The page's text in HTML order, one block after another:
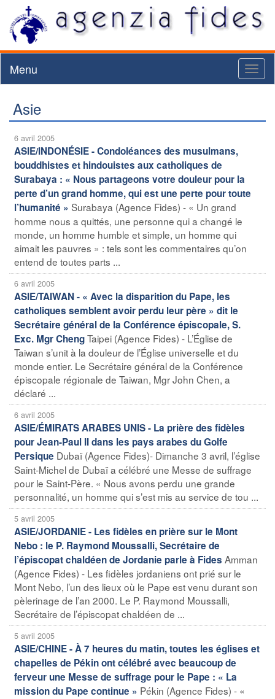
Menu
Asie
6 avril 2005
ASIE/INDONÉSIE - Condoléances des musulmans,
bouddhistes et hindouistes aux catholiques de
Surabaya : « Nous partageons votre douleur pour la
perte d’un grand homme, qui est une perte pour toute
l’humanité » Surabaya (Agence Fides) - « Un grand
homme nous a quittés, une personne qui a changé le
monde, un homme humble et simple, un homme qui
aimait les pauvres » : tels sont les commentaires qu’on
entend de toutes parts ...
6 avril 2005
ASIE/TAIWAN - « Avec la disparition du Pape, les
catholiques semblent avoir perdu leur père » dit le
Secrétaire général de la Conférence épiscopale, S.
Exc. Mgr ChengTaipei (Agence Fides) - L’Église de
Taiwan s’unit à la douleur de l’Église universelle et du
monde entier. Le Secrétaire général de la Conférence
épiscopale régionale de Taiwan, Mgr John Chen, a
déclaré ...
6 avril 2005
ASIE/ÉMIRATS ARABES UNIS - La prière des fidèles
pour Jean-Paul II dans les pays arabes du Golfe
Persique Dubaï (Agence Fides)- Dimanche 3 avril, l’église
Saint-Michel de Dubaï a célébré une Messe de suffrage
pour le Saint-Père. « Nous avons perdu une grande
personnalité, un homme qui s’est mis au service de tou ...
5 avril 2005
ASIE/JORDANIE - Les fidèles en prière sur le Mont
Nebo : le P. Raymond Moussalli, Secrétaire de
l’épiscopat chaldéen de Jordanie parle à Fides Amman
(Agence Fides) - Les fidèles jordaniens ont prié sur le
Mont Nebo, l’un des lieux où le Pape est venu durant son
pèlerinage de l’an 2000. Le P. Raymond Moussalli,
Secrétaire de l’épiscopat chaldéen de ...
5 avril 2005
ASIE/CHINE - À 7 heures du matin, toutes les églises et
chapelles de Pékin ont célébré avec beaucoup de
ferveur une Messe de suffrage pour le Pape : « La
mission du Pape continue » Pékin (Agence Fides) - «